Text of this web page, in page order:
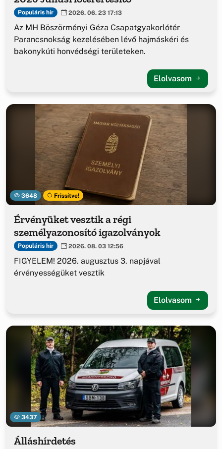
Populáris hír 2026. 06. 23 17:13
Az MH Böszörményi Géza Csapatgyakorlótér
Parancsnokság kezelésében lévő hajmáskéri és
bakonykúti honvédségi területeken.
Elolvasom
3648 Frissítve!
Érvényüket vesztik a régi
személyazonosító igazolványok
Populáris hír 2026. 08. 03 12:56
FIGYELEM! 2026. augusztus 3. napjával
érvényességüket vesztik
Elolvasom
3437
Álláshírdetés